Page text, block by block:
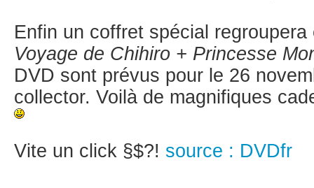
Enfin un coffret spécial
Voyage de Chihiro + Princesse
DVD sont prévus pour le 26
collector. Voilà de magnifiques
Vite un click §$?! source : DVDfr